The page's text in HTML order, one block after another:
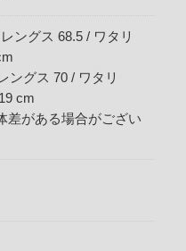
ングス 68.5 / ワタリ
ングス 70 / ワタリ
cm
差がある場合がござい